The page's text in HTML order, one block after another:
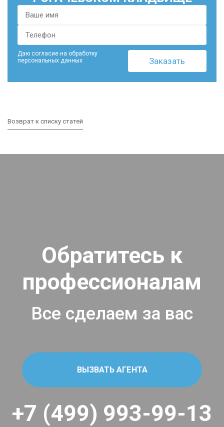
Даю согласие на обработку
персональных данных
Возврат к списку статей
Обратитесь к
профессионалам
Все сделаем за вас
ВЫЗВАТЬ АГЕНТА
+7 (499) 993-99-13